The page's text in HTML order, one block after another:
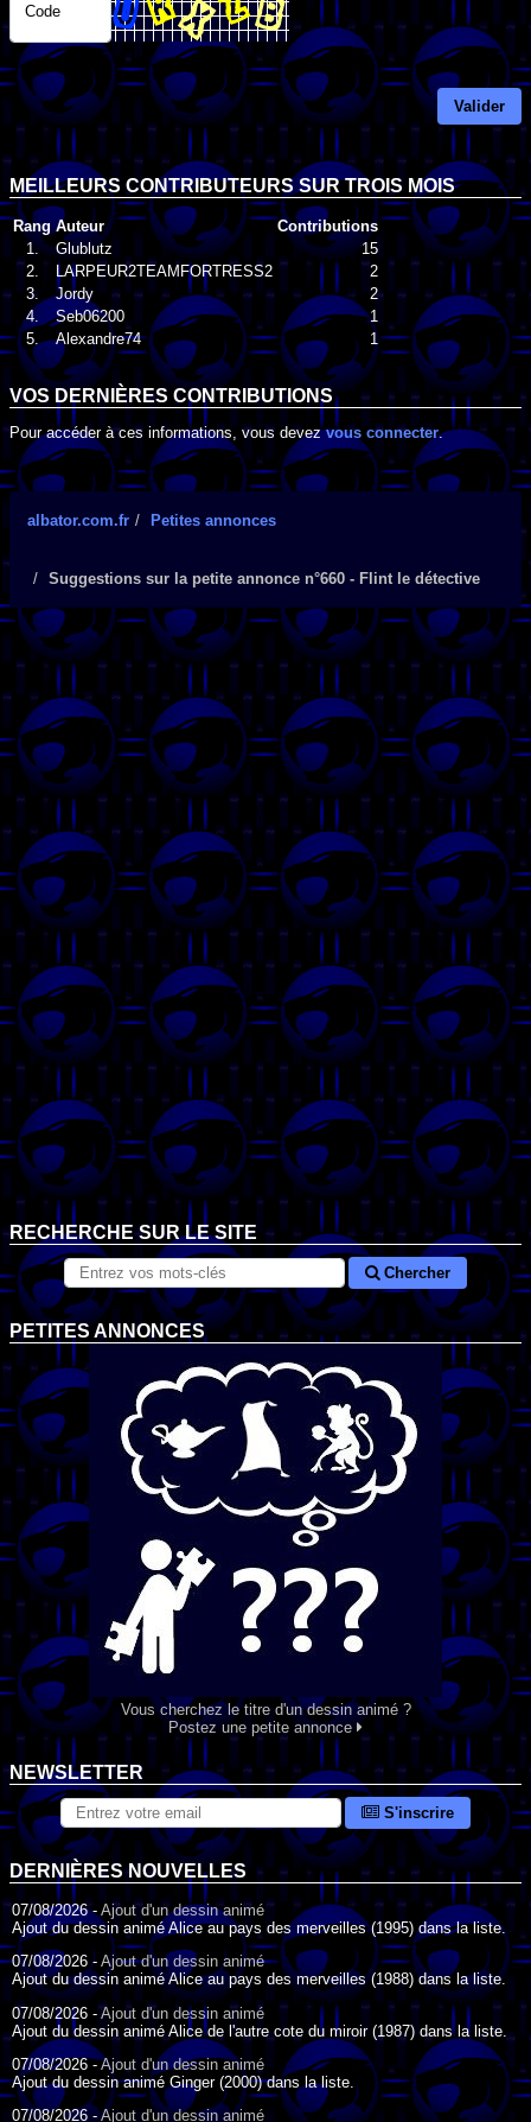
Code
Valider
MEILLEURS CONTRIBUTEURS SUR TROIS MOIS
Rang Auteur
Contributions
1.
Glublutz
15
2.
LARPEUR2TEAMFORTRESS2
2
3.
Jordy
2
4.
Seb06200
1
5.
Alexandre74 1
VOS DERNIÈRES CONTRIBUTIONS
Pour accéder à ces informations, vous devezvous connecter.
albator.com.fr Petites annonces
Suggestions sur la petite annonce n°660 - Flint le détective
RECHERCHE SUR LE SITE
Chercher
PETITES ANNONCES
Vous cherchez le titre d'un dessin animé ?
Postez une petite annonce
NEWSLETTER
S'inscrire
DERNIÈRES NOUVELLES
07/08/2026 - Ajout d'un dessin animé
Ajout du dessin animé Alice au pays des merveilles (1995) dans la liste.
07/08/2026 - Ajout d'un dessin animé
Ajout du dessin animé Alice au pays des merveilles (1988) dans la liste.
07/08/2026 -Ajout d'un dessin animé
Ajout du dessin animé Alice de l'autre cote du miroir (1987) dans la liste.
07/08/2026 -Ajout d'un dessin animé
Ajout du dessin animé Ginger (2000) dans la liste.
07/08/2026 -Ajout d'un dessin animé